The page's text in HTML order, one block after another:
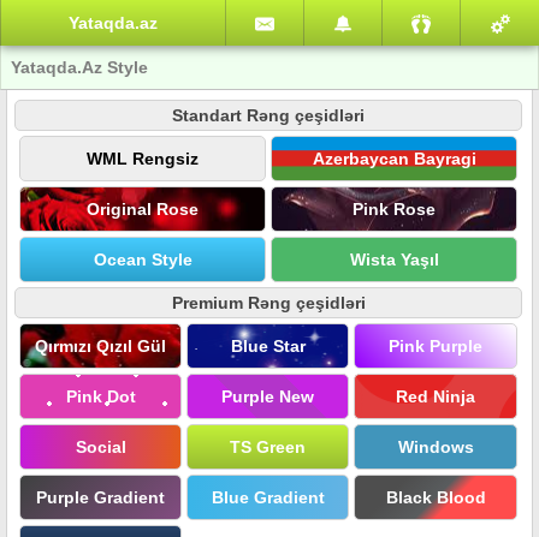
Yataqda.az
Yataqda.Az Style
Standart Rəng çeşidləri
WML Rengsiz Azerbaycan Bayragi
Original Rose Pink Rose
Ocean Style Wista Yaşıl
Premium Rəng çeşidləri
Qırmızı Qızıl Gül Blue Star Pink Purple
Pink Dot Purple New Red Ninja
Social TS Green Windows
Purple Gradient Blue Gradient Black Blood